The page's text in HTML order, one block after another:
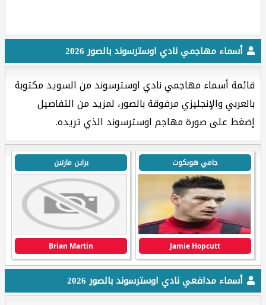
أسماء مهاجمي نادي اوسترسوند بالصور 2026
قائمة أسماء مهاجمي نادي اوسترسوند من السويد مكتوبة
بالعربي والإنجليزي مرفوقة بالصور، لمزيد من التفاصيل
إضغط على صورة مهاجم اوسترسوند الذي تريده.
جامي هوبكوت
Jamie Hopcutt
براين مارتين
Brian Martin
أسماء مدافعي نادي اوسترسوند بالصور 2026